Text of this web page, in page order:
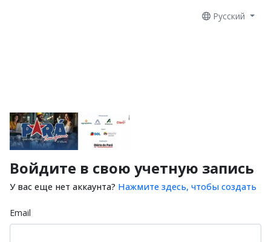
Русский
Войдите в свою учетную запись
У вас еще нет аккаунта? Нажмите здесь, чтобы создать
Email